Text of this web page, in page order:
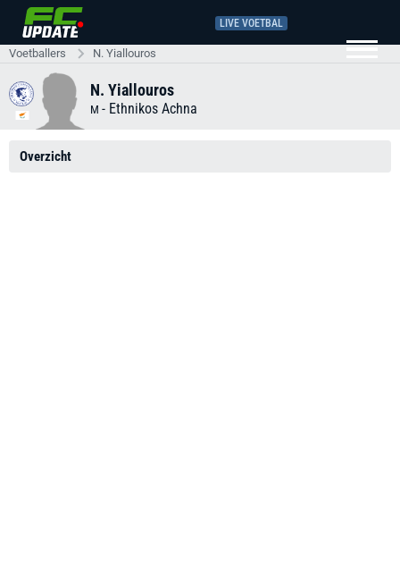
LIVE VOETBAL
Voetballers N. Yiallouros
N. Yiallouros
M - Ethnikos Achna
Overzicht